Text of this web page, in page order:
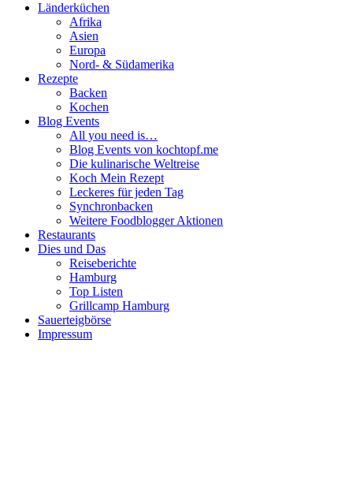
Länderküchen
Afrika
Asien
Europa
Nord- & Südamerika
Rezepte
Backen
Kochen
Blog Events
All you need is…
Blog Events von kochtopf.me
Die kulinarische Weltreise
Koch Mein Rezept
Leckeres für jeden Tag
Synchronbacken
Weitere Foodblogger Aktionen
Restaurants
Dies und Das
Reiseberichte
Hamburg
Top Listen
Grillcamp Hamburg
Sauerteigbörse
Impressum